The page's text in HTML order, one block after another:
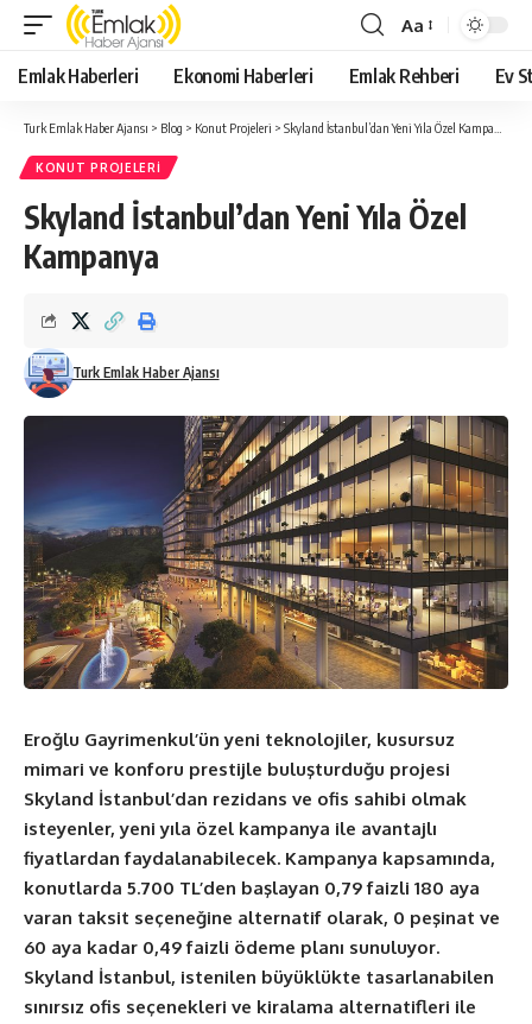
Yazı
Tipi
Boyutlandırıcı
Aa
Emlak Haberleri Ekonomi Haberleri Emlak Rehberi Ev
Turk Emlak Haber Ajansı > Blog > Konut Projeleri > Skyland İstanbul’dan Yeni Yıla Özel Kampanya
KONUT PROJELERI
Skyland İstanbul’dan Yeni Yıla Özel
Kampanya
Turk Emlak Haber Ajansı
Eroğlu Gayrimenkul’ün yeni teknolojiler, kusursuz
mimari ve konforu prestijle buluşturduğu projesi
Skyland İstanbul’dan rezidans ve ofis sahibi olmak
isteyenler, yeni yıla özel kampanya ile avantajlı
fiyatlardan faydalanabilecek. Kampanya kapsamında,
konutlarda 5.700 TL’den başlayan 0,79 faizli 180 aya
varan taksit seçeneğine alternatif olarak, 0 peşinat ve
60 aya kadar 0,49 faizli ödeme planı sunuluyor.
Skyland İstanbul, istenilen büyüklükte tasarlanabilen
sınırsız ofis seçenekleri ve kiralama alternatifleri ile